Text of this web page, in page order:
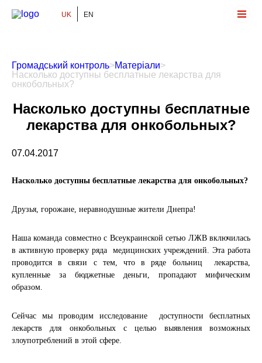
Громадський Контроль
UK EN
Громадський контроль>Матеріали>
Насколько доступны бесплатные лекарства для
онкобольных?
Насколько доступны бесплатные
лекарства для онкобольных?
07.04.2017
Насколько доступны бесплатные лекарства для онкобольных?
Друзья, горожане, неравнодушные жители Днепра!
Наша команда совместно с Всеукраинской сетью ЛЖВ включилась
в активную проверку ряда медицинских учреждений. Эта работа
проводится в связи с тем, что в ряде больниц лекарства,
купленные за бюджетные деньги, пропадают мифическим
образом.
Сейчас мы проводим исследование доступности бесплатных
лекарств для онкобольных с целью выявления возможных
злоупотреблений в этой сфере.